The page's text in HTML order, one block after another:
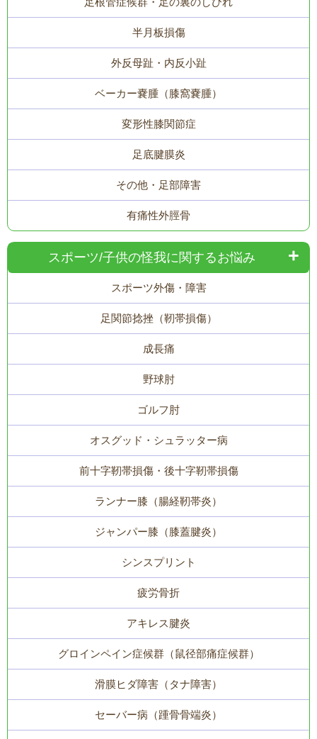
半月板損傷
外反母趾・内反小趾
ベーカー嚢腫（膝窩嚢腫）
変形性膝関節症
足底腱膜炎
その他・足部障害
有痛性外脛骨
スポーツ/子供の怪我に関するお悩み
スポーツ外傷・障害
足関節捻挫（靭帯損傷）
成長痛
野球肘
ゴルフ肘
オスグッド・シュラッター病
前十字靭帯損傷・後十字靭帯損傷
ランナー膝（腸経靭帯炎）
ジャンパー膝（膝蓋腱炎）
シンスプリント
疲労骨折
アキレス腱炎
グロインペイン症候群（鼠径部痛症候群）
滑膜ヒダ障害（タナ障害）
セーバー病（踵骨骨端炎）